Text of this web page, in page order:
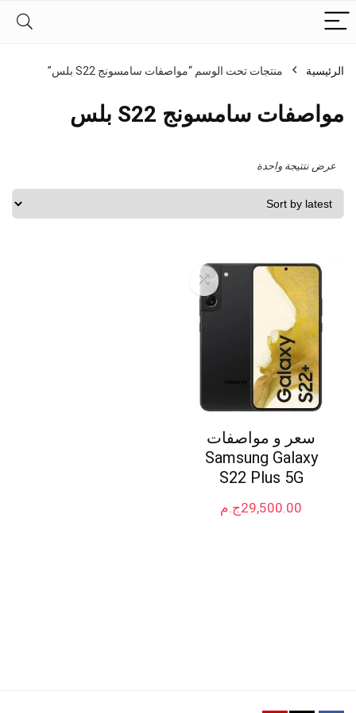
الرئيسية منتجات تحت الوسم “مواصفات سامسونج S22 بلس”
مواصفات سامسونج S22 بلس
عرض نتتيجة واحدة
سعر و مواصفات
Samsung Galaxy
S22 Plus 5G
ج.م29,500.00